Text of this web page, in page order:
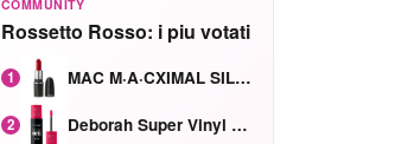
COMMUNITY
Rossetto Rosso: i piu votati
1 MAC M·A·CXIMAL SILKY MATTE Red Rock mat
2 Deborah Super Vinyl Shake Rosa Ciliegia